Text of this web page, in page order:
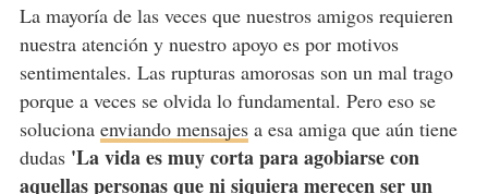
La mayoría de las veces que nuestros amigos requieren
nuestra atención y nuestro apoyo es por motivos
sentimentales. Las rupturas amorosas son un mal trago
porque a veces se olvida lo fundamental. Pero eso se
soluciona enviando mensajesa esa amiga que aún tiene
dudas'La vida es muy corta para agobiarse con
aquellas personas que ni siquiera merecen ser un